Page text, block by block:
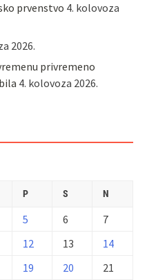
prvenstvo 4. kolovoza
2026.
privremeno
4. kolovoza 2026.
P S N
5 6
7
12 13
14
19 20
21